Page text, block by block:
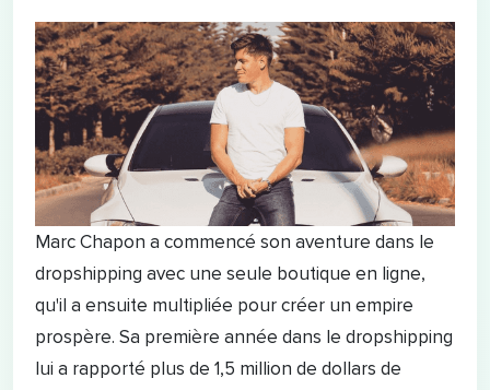
Marc Chapon a commencé son aventure dans le
dropshipping avec une seule boutique en ligne,
qu'il a ensuite multipliée pour créer un empire
prospère. Sa première année dans le dropshipping
lui a rapporté plus de 1,5 million de dollars de